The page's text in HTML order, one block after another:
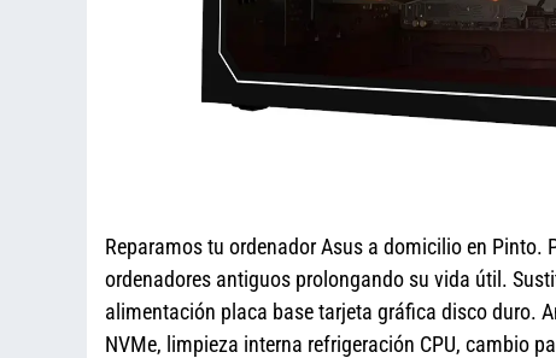
Reparamos tu ordenador Asus a domicilio en
ordenadores antiguos prolongando su vida útil.
alimentación placa base tarjeta gráfica disco duro.
NVMe, limpieza interna refrigeración CPU, cambio